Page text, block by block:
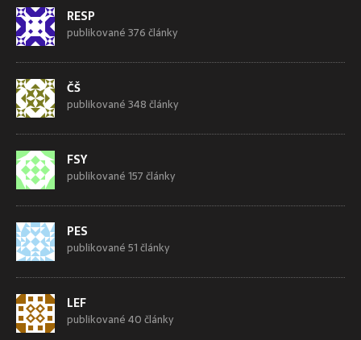
RESP
publikované 376 články
ČŠ
publikované 348 články
FSY
publikované 157 články
PES
publikované 51 články
LEF
publikované 40 články